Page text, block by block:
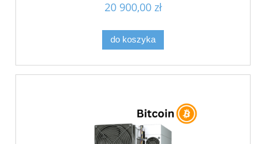
20 900,00 zł
do koszyka